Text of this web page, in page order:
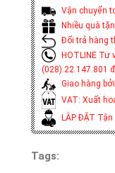
Vận chuyển
Nhiều quà
Đổi trả hàng
HOTLINE Tư
(028).22.147.801
Giao hàng
VAT: Xuất
LẮP ĐẶT
Tags: